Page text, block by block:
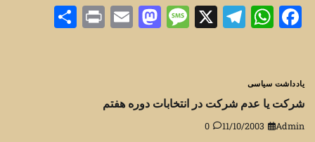
Facebook
WhatsApp
Telegram
X
Message
Mastodon
Email
Print
یادداشت سیاسی
شرکت يا عدم شرکت در انتخابات دوره هفتم
Admin
11/10/2003
0